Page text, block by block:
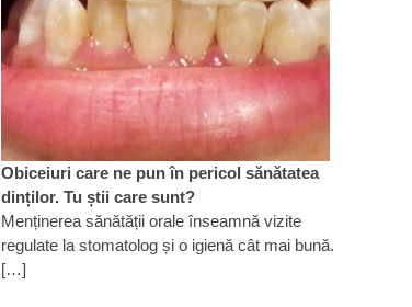
Obiceiuri care ne pun în pericol sănătatea
dinților. Tu știi care sunt?
Menținerea sănătății orale înseamnă vizite
regulate la stomatolog și o igienă cât mai bună.
[…]